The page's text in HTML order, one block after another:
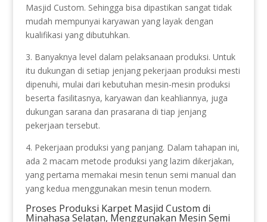
Masjid Custom. Sehingga bisa dipastikan sangat tidak
mudah mempunyai karyawan yang layak dengan
kualifikasi yang dibutuhkan.
3. Banyaknya level dalam pelaksanaan produksi. Untuk
itu dukungan di setiap jenjang pekerjaan produksi mesti
dipenuhi, mulai dari kebutuhan mesin-mesin produksi
beserta fasilitasnya, karyawan dan keahliannya, juga
dukungan sarana dan prasarana di tiap jenjang
pekerjaan tersebut.
4. Pekerjaan produksi yang panjang. Dalam tahapan ini,
ada 2 macam metode produksi yang lazim dikerjakan,
yang pertama memakai mesin tenun semi manual dan
yang kedua menggunakan mesin tenun modern.
Proses Produksi Karpet Masjid Custom di
Minahasa Selatan, Menggunakan Mesin Semi